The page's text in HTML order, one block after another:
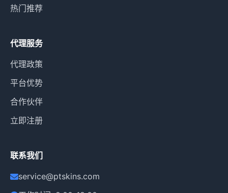
热门推荐
代理服务
代理政策
平台优势
合作伙伴
立即注册
联系我们
service@ptskins.com